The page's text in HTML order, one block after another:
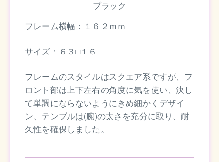
ブラック
フレーム横幅：１６２ｍｍ
サイズ：６３□１６
フレームのスタイルはスクエア系ですが、フ
ロント部は上下左右の角度に気を使い、決し
て単調にならないようにきめ細かくデザイ
ン、テンプルは(腕)の太さを充分に取り、耐
久性を確保しました。